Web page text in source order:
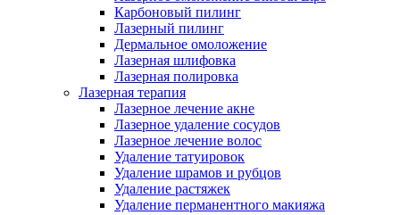
Карбоновый пилинг
Лазерный пилинг
Дермальное омоложение
Лазерная шлифовка
Лазерная полировка
Лазерная терапия
Лазерное лечение акне
Лазерное удаление сосудов
Лазерное лечение волос
Удаление татуировок
Удаление шрамов и рубцов
Удаление растяжек
Удаление перманентного макияжа